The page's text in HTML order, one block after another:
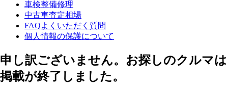
車検整備修理
中古車査定相場
FAQよくいただく質問
個人情報の保護について
申し訳ございません。お探しのクルマは
掲載が終了しました。